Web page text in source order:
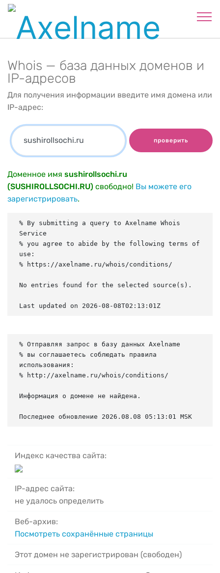
Whois — база данных доменов и
IP-адресов
Для получения информации введите имя домена или
IP-адрес:
проверить
Доменное имя sushirollsochi.ru
(SUSHIROLLSOCHI.RU) свободно! Вы можете его
зарегистрировать.
% By submitting a query to Axelname Whois
Service
% you agree to abide by the following terms of
use:
% https://axelname.ru/whois/conditions/
No entries found for the selected source(s).
Last updated on 2026-08-08T02:13:01Z
% Отправляя запрос в базу данных Axelname
% вы соглашаетесь соблюдать правила
использования:
% http://axelname.ru/whois/conditions/
Информация о домене не найдена.
Последнее обновление 2026.08.08 05:13:01 MSK
Индекс качества сайта:
IP-адрес сайта:
не удалось определить
Веб-архив:
Посмотреть сохранённые страницы
Этот домен не зарегистрирован (свободен)